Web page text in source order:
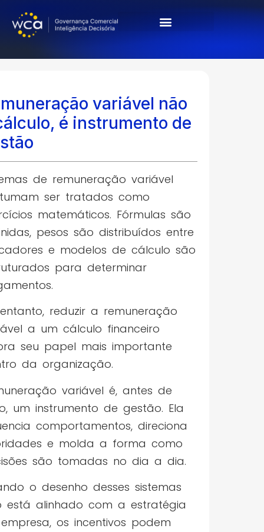
variável não
é instrumento de
de remuneração variável
ser tratados como
matemáticos. Fórmulas são
pesos são distribuídos entre
e modelos de cálculo são
para determinar
reduzir a remuneração
a um cálculo financeiro
seu papel mais importante
da organização.
variável é, antes de
um instrumento de gestão. Ela
comportamentos, direciona
e molda a forma como
são tomadas no dia a dia.
o desenho desses sistemas
está alinhado com a estratégia
os incentivos podem